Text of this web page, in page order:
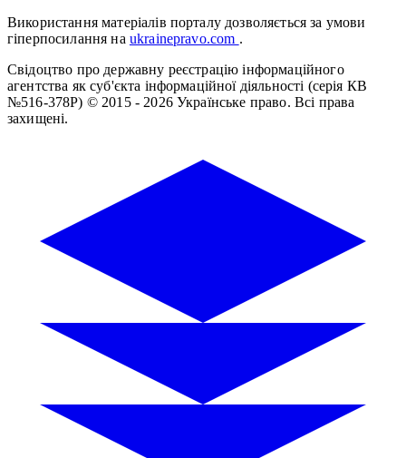
Використання матеріалів порталу дозволяється за умови
гіперпосилання на ukrainepravo.com .
Свідоцтво про державну реєстрацію інформаційного
агентства як суб'єкта інформаційної діяльності (серія КВ
№516-378Р) © 2015 - 2026 Українське право. Всі права
захищені.